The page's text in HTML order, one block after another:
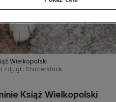
Wielkopolski
zdj. gł.: Shutterstock
Książ Wielkopolski